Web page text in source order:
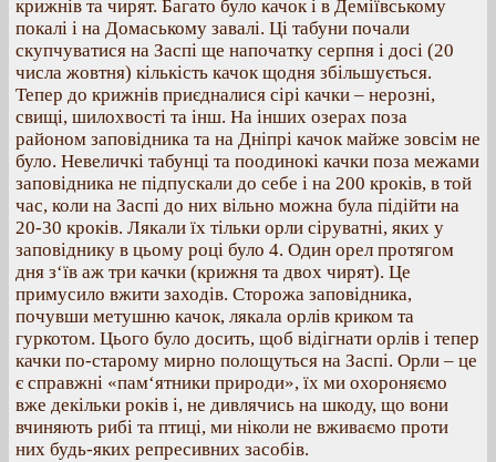
крижнів та чирят. Багато було качок і в Деміївському
покалі і на Домаському завалі. Ці табуни почали
скупчуватися на Заспі ще напочатку серпня і досі (20
числа жовтня) кількість качок щодня збільшується.
Тепер до крижнів приєдналися сірі качки – нерозні,
свищі, шилохвості та інш. На інших озерах поза
районом заповідника та на Дніпрі качок майже зовсім не
було. Невеличкі табунці та поодинокі качки поза межами
заповідника не підпускали до себе і на 200 кроків, в той
час, коли на Заспі до них вільно можна була підійти на
20‐30 кроків. Лякали їх тільки орли сіруватні, яких у
заповіднику в цьому році було 4. Один орел протягом
дня з‘їв аж три качки (крижня та двох чирят). Це
примусило вжити заходів. Сторожа заповідника,
почувши метушню качок, лякала орлів криком та
гуркотом. Цього було досить, щоб відігнати орлів і тепер
качки по‐старому мирно полощуться на Заспі. Орли – це
є справжні «пам‘ятники природи», їх ми охороняємо
вже декільки років і, не дивлячись на шкоду, що вони
вчиняють рибі та птиці, ми ніколи не вживаємо проти
них будь‐яких репресивних засобів.